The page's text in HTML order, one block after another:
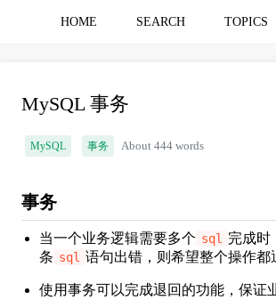
HOME SEARCH TOPICS
MySQL 事务
MySQL 事务 About 444 words
事务
当一个业务逻辑需要多个 sql
完成时
条 sql 语句出错，则希望整个操作都
使用事务可以完成退回的功能，保证